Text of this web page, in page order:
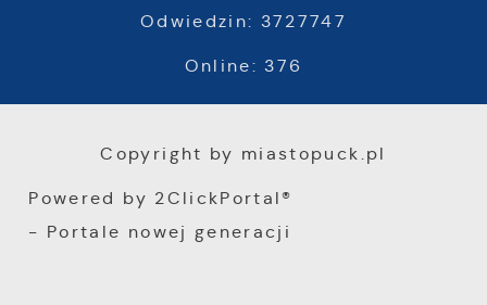
Odwiedzin: 3727747
Online: 376
Copyright by miastopuck.pl
Powered by 2ClickPortal®
- Portale nowej generacji